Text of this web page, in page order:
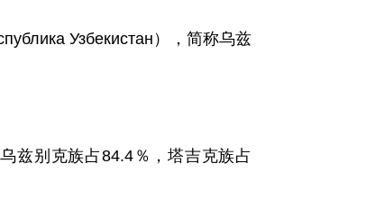
Узбекистан），简称乌兹
兹别克族占84.4％，塔吉克族占